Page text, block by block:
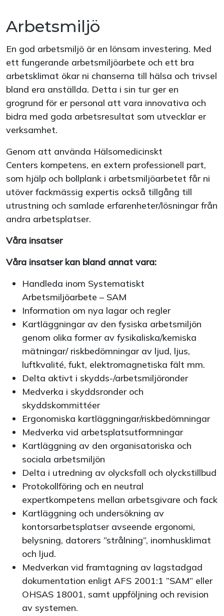
Arbetsmiljö
En god arbetsmiljö är en lönsam investering. Med
ett fungerande arbetsmiljöarbete och ett bra
arbetsklimat ökar ni chanserna till hälsa och trivsel
bland era anställda. Detta i sin tur ger en
grogrund för er personal att vara innovativa och
bidra med goda arbetsresultat som utvecklar er
verksamhet.
Genom att använda Hälsomedicinskt
Centers kompetens, en extern professionell part,
som hjälp och bollplank i arbetsmiljöarbetet får ni
utöver fackmässig expertis också tillgång till
utrustning och samlade erfarenheter/lösningar från
andra arbetsplatser.
Våra insatser
Våra insatser kan bland annat vara:
Handleda inom Systematiskt
Arbetsmiljöarbete – SAM
Information om nya lagar och regler
Kartläggningar av den fysiska arbetsmiljön
genom olika former av fysikaliska/kemiska
mätningar/ riskbedömningar av ljud, ljus,
luftkvalité, fukt, elektromagnetiska fält mm.
Delta aktivt i skydds-/arbetsmiljöronder
Medverka i skyddsronder och
skyddskommittéer
Ergonomiska kartläggningar/riskbedömningar
Medverka vid arbetsplatsutformningar
Kartläggning av den organisatoriska och
sociala arbetsmiljön
Delta i utredning av olycksfall och olyckstillbud
Protokollföring och en neutral
expertkompetens mellan arbetsgivare och fack
Kartläggning och undersökning av
kontorsarbetsplatser avseende ergonomi,
belysning, datorers ”strålning”, inomhusklimat
och ljud.
Medverkan vid framtagning av lagstadgad
dokumentation enligt AFS 2001:1 ”SAM” eller
OHSAS 18001, samt uppföljning och revision
av systemen.